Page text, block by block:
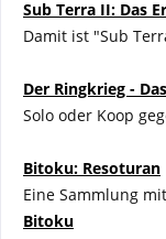
Sub Terra II: Das
Damit ist "Sub
Der Ringkrieg -
Solo oder Koop
Bitoku: Resoturan
Eine Sammlung
Bitoku